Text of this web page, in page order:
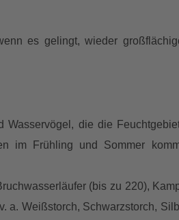
es gelingt, wieder
Wasservögel, die die
im Frühling und Sommer
(bis zu 220),
a. Weißstorch, Schwarzstorch,